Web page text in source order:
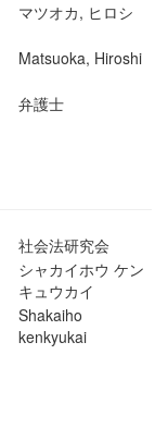
マツオカ, ヒロシ
Matsuoka, Hiroshi
弁護士
社会法研究会
シャカイホウ ケン
キュウカイ
Shakaiho
kenkyukai